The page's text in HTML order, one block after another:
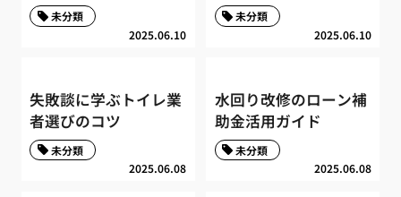
2025.06.10
未分類
2025.06.10
未分類
失敗談に学ぶトイレ業
者選びのコツ
2025.06.08
未分類
水回り改修のローン補
助金活用ガイド
2025.06.08
未分類